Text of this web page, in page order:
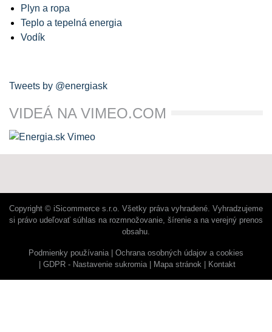
Plyn a ropa
Teplo a tepelná energia
Vodík
Tweets by @energiask
VIDEÁ NA VIMEO.COM
Copyright © iSicommerce s.r.o. Všetky práva vyhradené. Vyhradzujeme
si právo udeľovať súhlas na rozmnožovanie, šírenie a na verejný prenos
obsahu.
Podmienky používania
Ochrana osobných údajov a cookies
GDPR - Nastavenie sukromia
Mapa stránok Kontakt